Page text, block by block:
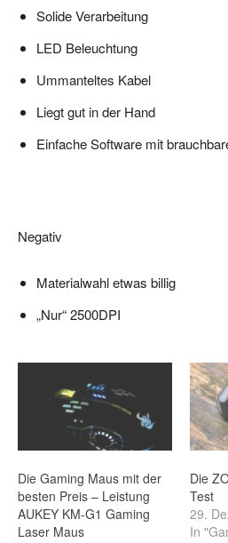
Solide Verarbeitung
LED Beleuchtung
Ummanteltes Kabel
Liegt gut in der Hand
Einfache Software mit
Negativ
Materialwahl etwas billig
„Nur“ 2500DPI
Die Gaming Maus mit der
besten Preis – Leistung
AUKEY KM-G1 Gaming
Laser Maus
Die
Test
29.
In